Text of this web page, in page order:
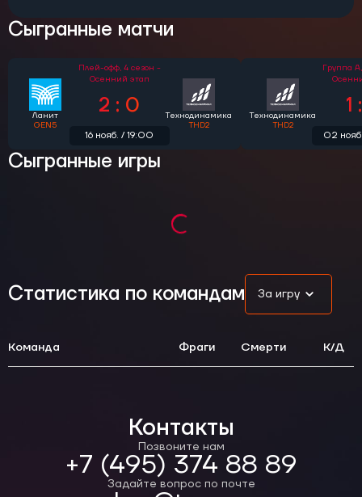
Сыгранные матчи
Ланит
GEN5
Плей-офф, 4 сезон -
Осенний этап
2 : 0
16 нояб. / 19:00
Технодинамика
THD2
Технодинамика
THD2
Группа
1
02
Сыгранные игры
Статистика по командам За игру
Команда Фраги Смерти К/Д
Контакты
Позвоните нам
+7 (495) 374 88 89
Задайте вопрос по почте